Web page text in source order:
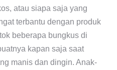
atau siapa saja yang
terbantu dengan produk
beberapa bungkus di
kapan saja saat
manis dan dingin. Anak-